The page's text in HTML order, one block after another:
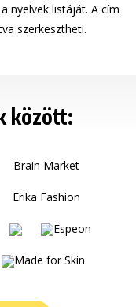
nyelvek listáját. A cím
szerkesztheti.
között: